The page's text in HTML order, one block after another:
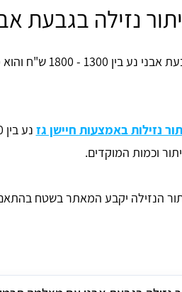
נזילה בגבעת
- 1800 ש"ח והוא מתייחס
נזילות באמצעות חיישן גז
וכמות המוקדים.
הנזילה יקבע המאתר בשטח בהתאם